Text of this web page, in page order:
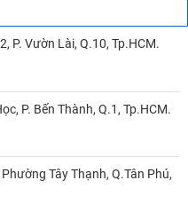
P. Vườn Lài, Q.10, Tp.HCM.
P. Bến Thành, Q.1, Tp.HCM.
Tây Thạnh, Q.Tân Phú,